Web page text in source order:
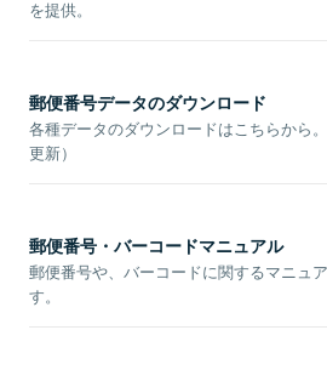
を提供。
郵便番号データのダウンロード
各種データのダウンロードはこちらから
更新）
郵便番号・バーコードマニュアル
郵便番号や、バーコードに関するマニュ
す。